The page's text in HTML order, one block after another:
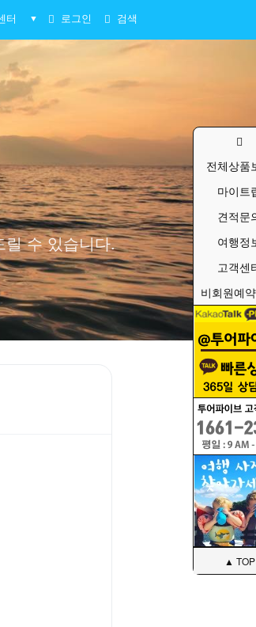
터 ▼ 로그인 검색
수 있습니다.
전체상품
마이트
견적문
여행정
고객센
비회원예
▲ TOP